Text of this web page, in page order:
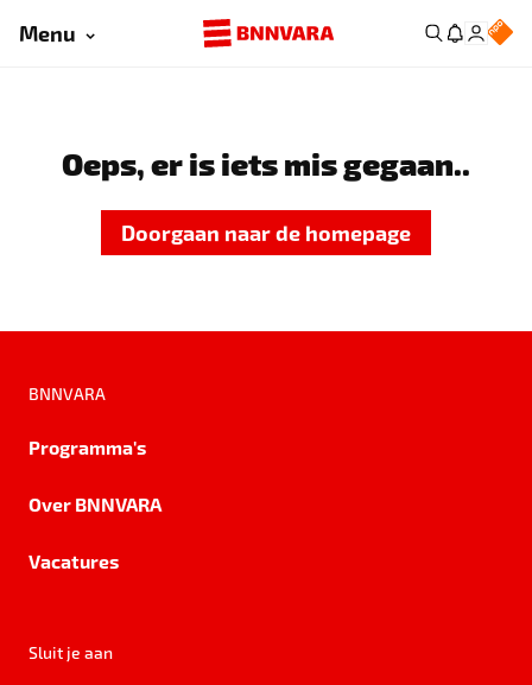
Menu
Oeps, er is iets mis gegaan..
Doorgaan naar de homepage
BNNVARA
Programma's
Over BNNVARA
Vacatures
Sluit je aan